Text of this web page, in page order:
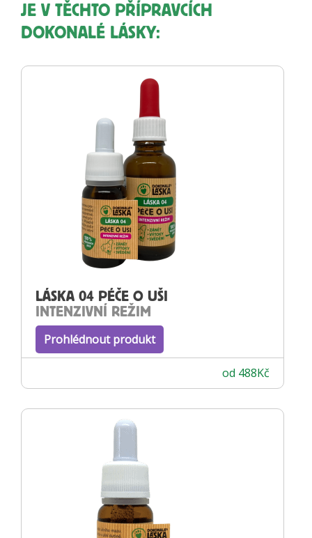
JE V TĚCHTO PŘÍPRAVCÍCH
DOKONALÉ LÁSKY:
LÁSKA 04 PÉČE O UŠI
INTENZIVNÍ REŽIM
Prohlédnout produkt
od 488Kč